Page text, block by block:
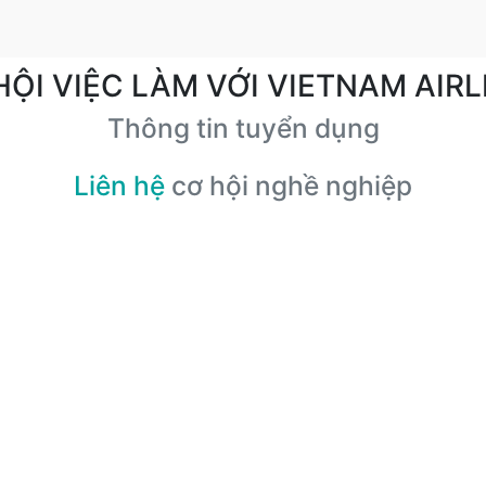
VIỆC LÀM VỚI VIETNAM
Thông tin tuyển dụng
Liên hệ cơ hội nghề nghiệp